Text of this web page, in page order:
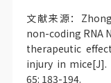
文献来源：
non-coding RNA
therapeutic
injury in mice[J].
65: 183-194.